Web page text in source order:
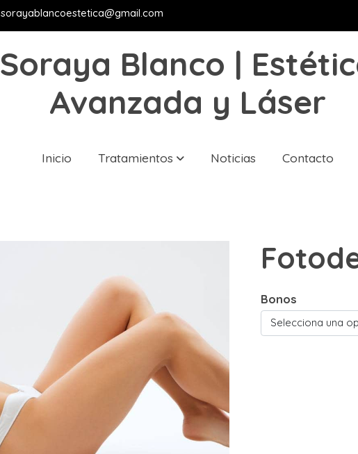
sorayablancoestetica@gmail.com
Soraya Blanco |
Avanzada y Láser
Inicio Tratamientos Noticias Contacto
Bonos
Selecciona una